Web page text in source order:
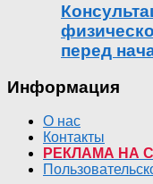
перед
Информация
О нас
Контакты
РЕКЛАМА НА